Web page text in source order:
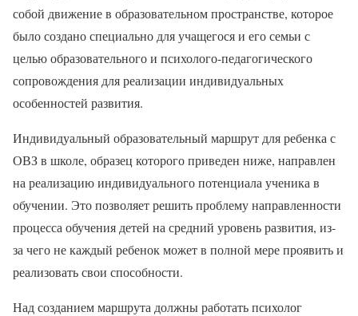
собой движение в образовательном пространстве, которое
было создано специально для учащегося и его семьи с
целью образовательного и психолого-педагогического
сопровождения для реализации индивидуальных
особенностей развития.
Индивидуальный образовательный маршрут для ребенка с
ОВЗ в школе, образец которого приведен ниже, направлен
на реализацию индивидуального потенциала ученика в
обучении. Это позволяет решить проблему направленности
процесса обучения детей на средний уровень развития, из-
за чего не каждый ребенок может в полной мере проявить и
реализовать свои способности.
Над созданием маршрута должны работать психолог